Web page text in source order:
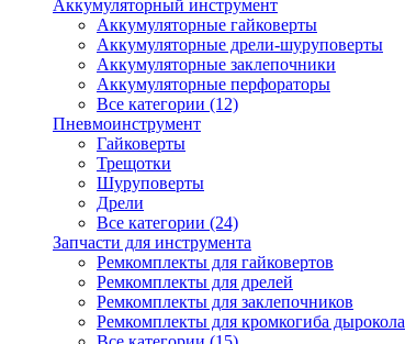
Аккумуляторный инструмент
Аккумуляторные гайковерты
Аккумуляторные дрели-шуруповерты
Аккумуляторные заклепочники
Аккумуляторные перфораторы
Все категории (12)
Пневмоинструмент
Гайковерты
Трещотки
Шуруповерты
Дрели
Все категории (24)
Запчасти для инструмента
Ремкомплекты для гайковертов
Ремкомплекты для дрелей
Ремкомплекты для заклепочников
Ремкомплекты для кромкогиба дырокола